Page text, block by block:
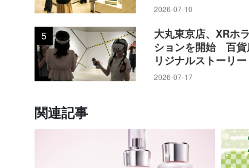
2026-07-10
5
大丸東京店、XRホ
ションを開始 百貨
リジナルストーリー
2026-07-17
関連記事